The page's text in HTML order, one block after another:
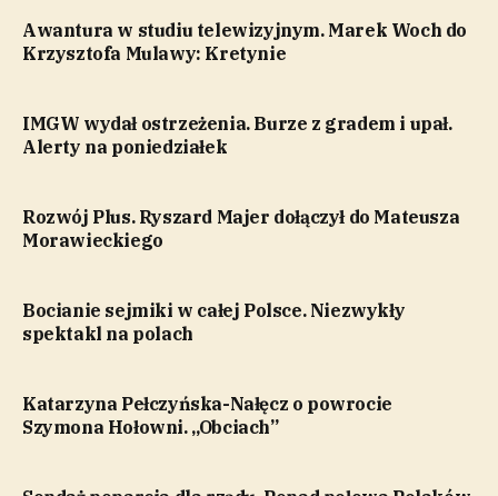
Awantura w studiu telewizyjnym. Marek Woch do
Krzysztofa Mulawy: Kretynie
IMGW wydał ostrzeżenia. Burze z gradem i upał.
Alerty na poniedziałek
Rozwój Plus. Ryszard Majer dołączył do Mateusza
Morawieckiego
Bocianie sejmiki w całej Polsce. Niezwykły
spektakl na polach
Katarzyna Pełczyńska-Nałęcz o powrocie
Szymona Hołowni. „Obciach”